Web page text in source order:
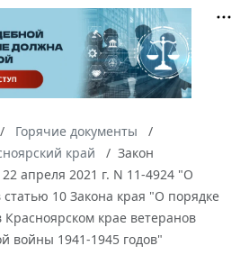
Горячие документы
край
Закон
апреля 2021 г. N 11-4924 "О
10 Закона края "О порядке
крае ветеранов
войны 1941-1945 годов"